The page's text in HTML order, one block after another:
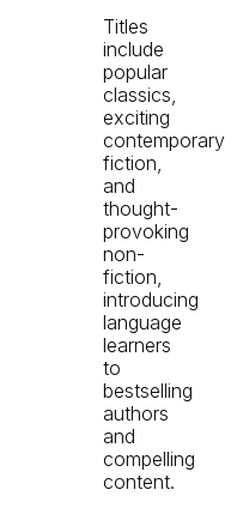
Titles
include
popular
classics,
exciting
contemporary
fiction,
and
thought-
provoking
non-
fiction,
introducing
language
learners
to
bestselling
authors
and
compelling
content.